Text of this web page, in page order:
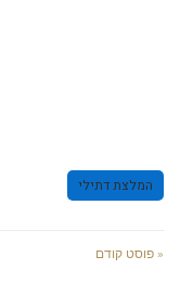
המלצת דתילי
« פוסט קודם